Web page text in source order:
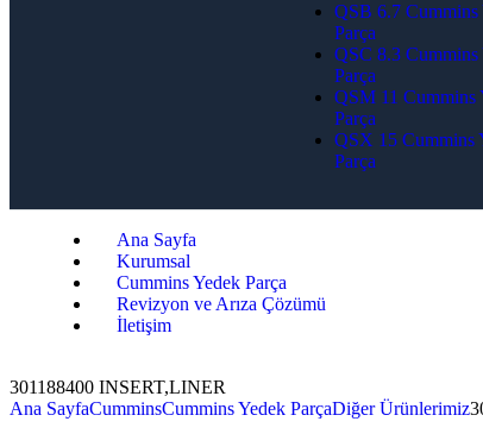
QSB 6.7 Cummins
Parça
QSC 8.3 Cummins
Parça
QSM 11 Cummins
Parça
QSX 15 Cummins
Parça
Ana Sayfa
Kurumsal
Cummins Yedek Parça
Revizyon ve Arıza Çözümü
İletişim
301188400 INSERT,LINER
Ana SayfaCumminsCummins Yedek ParçaDiğer Ürünlerimiz